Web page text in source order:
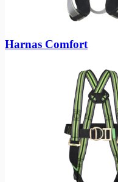
Harnas Comfort